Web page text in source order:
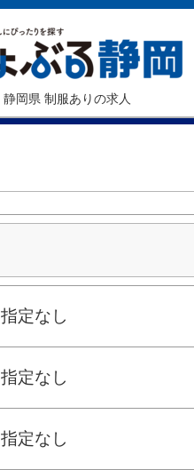
静岡県 制服ありの求人
指定なし
指定なし
指定なし